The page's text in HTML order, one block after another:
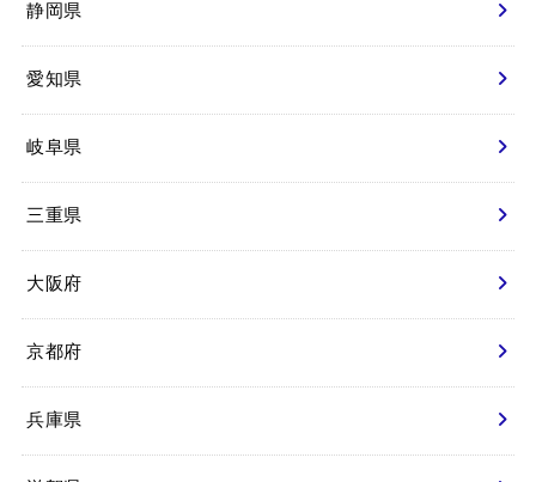
静岡県
愛知県
岐阜県
三重県
大阪府
京都府
兵庫県